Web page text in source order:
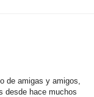
de amigas y amigos,
desde hace muchos